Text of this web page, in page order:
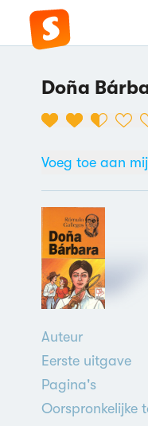
Doña
Voeg toe aan
Auteur
Eerste uitgave
Pagina's
Oorspronkelijke